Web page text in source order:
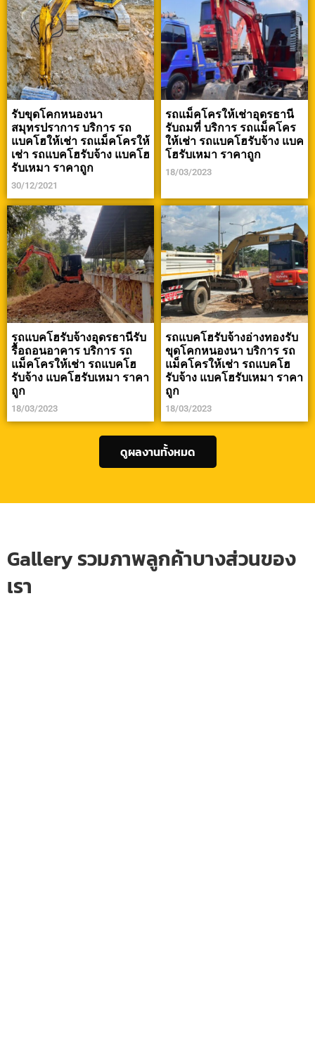
รับขุดโคกหนองนา
สมุทรปราการ บริการ รถ
แบคโฮให้เช่า รถแม็คโครให้
เช่า รถแบคโฮรับจ้าง แบคโฮ
รับเหมา ราคาถูก
30/12/2021
รถแม็คโครให้เช่าอุดรธานี
รับถมที่ บริการ รถแม็คโคร
ให้เช่า รถแบคโฮรับจ้าง แบค
โฮรับเหมา ราคาถูก
18/03/2023
รถแบคโฮรับจ้างอุดรธานีรับ
รื้อถอนอาคาร บริการ รถ
แม็คโครให้เช่า รถแบคโฮ
รับจ้าง แบคโฮรับเหมา ราคา
ถูก
18/03/2023
รถแบคโฮรับจ้างอ่างทองรับ
ขุดโคกหนองนา บริการ รถ
แม็คโครให้เช่า รถแบคโฮ
รับจ้าง แบคโฮรับเหมา ราคา
ถูก
18/03/2023
ดูผลงานทั้งหมด
Gallery รวมภาพลูกค้าบางส่วนของ
เรา